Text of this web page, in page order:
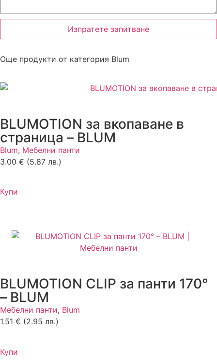
Изпратете запитване
Още продукти от категория Blum
BLUMOTION за вкопаване в
страница – BLUM
Blum, Мебелни панти
3.00 € (5.87 лв.)
Купи
BLUMOTION CLIP за панти 170°
– BLUM
Мебелни панти, Blum
1.51 € (2.95 лв.)
Купи